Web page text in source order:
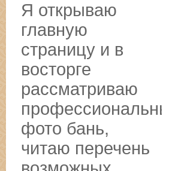
Я открываю
главную
страницу и в
восторге
рассматриваю
профессиональные
фото бань,
читаю перечень